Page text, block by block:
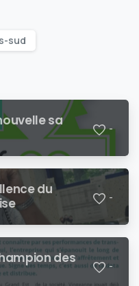
sud
sa
-
du
-
des
-